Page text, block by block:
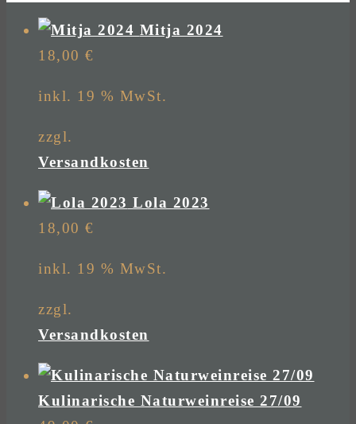
Mitja 2024
18,00 €
inkl. 19 % MwSt.
zzgl.
Versandkosten
Lola 2023
18,00 €
inkl. 19 % MwSt.
zzgl.
Versandkosten
Kulinarische Naturweinreise 27/09